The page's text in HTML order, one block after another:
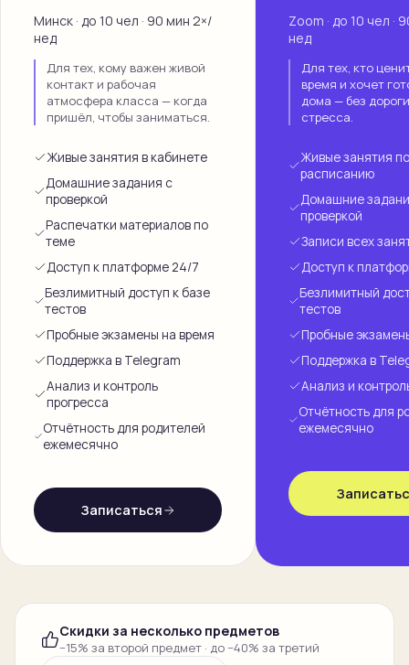
Минск · до 10 чел · 90 мин 2×/
нед
Для тех, кому важен живой
контакт и рабочая
атмосфера класса — когда
пришёл, чтобы заниматься.
Живые занятия в кабинете
Домашние задания с
проверкой
Распечатки материалов по
теме
Доступ к платформе 24/7
Безлимитный доступ к базе
тестов
Пробные экзамены на время
Поддержка в Telegram
Анализ и контроль
прогресса
Отчётность для родителей
ежемесячно
Записаться
Zoom · до 10 чел ·
нед
Для тех, кто
время и хочет
дома — без
стресса.
Живые занятия
расписанию
Домашние
проверкой
Записи всех
Доступ к
Безлимитный
тестов
Пробные
Поддержка в
Анализ и
Отчётность для
ежемесячно
Скидки за несколько предметов
−15% за второй предмет · до −40% за третий